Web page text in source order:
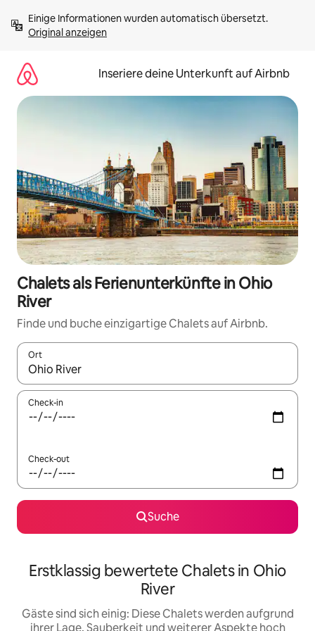
Inhalten
springenOriginal anzeigen
Inseriere deine Unterkunft auf Airbnb
Chalets als Ferienunterkünfte in Ohio
River
Finde und buche einzigartige Chalets auf Airbnb.
Ort
Wenn Ergebnisse verfügbar sind, navigiere mit den
Check-in
Check-out
Suche
Erstklassig bewertete Chalets in Ohio
River
Gäste sind sich einig: Diese Chalets werden aufgrund
ihrer Lage, Sauberkeit und weiterer Aspekte hoch